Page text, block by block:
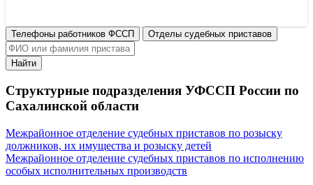
Телефоны работников ФССП Отделы судебных приставов
Найти
Структурные подразделения УФССП России по
Сахалинской области
Межрайонное отделение судебных приставов по розыску
должников, их имущества и розыску детей
Межрайонное отделение судебных приставов по исполнению
особых исполнительных производств